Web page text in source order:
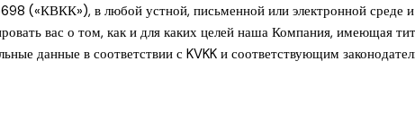
(«КВКК»), в любой устной, письменной или электронной среде и
вас о том, как и для каких целей наша Компания, имеющая
данные в соответствии с KVKK и соответствующим